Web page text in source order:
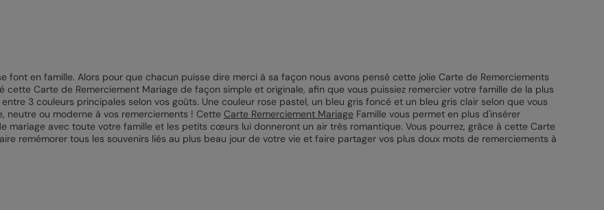
font en famille. Alors pour que chacun puisse dire merci à sa façon nous avons pensé cette jolie Carte de Remerciements
cette Carte de Remerciement Mariage de façon simple et originale, afin que vous puissiez remercier votre famille de la plus
3 couleurs principales selon vos goûts. Une couleur rose pastel, un bleu gris foncé et un bleu gris clair selon que vous
neutre ou moderne à vos remerciements ! Cette Carte Remerciement MariageFamille vous permet en plus d'insérer
mariage avec toute votre famille et les petits cœurs lui donneront un air très romantique. Vous pourrez, grâce à cette Carte
remémorer tous les souvenirs liés au plus beau jour de votre vie et faire partager vos plus doux mots de remerciements à